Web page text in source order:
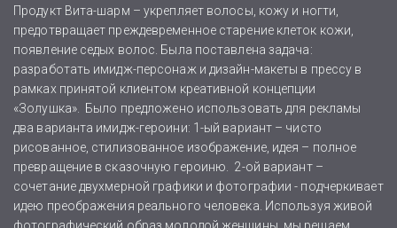
Продукт Вита-шарм – укрепляет волосы, кожу и ногти,
предотвращает преждевременное старение клеток кожи,
появление седых волос. Была поставлена задача:
разработать имидж-персонаж и дизайн-макеты в прессу в
рамках принятой клиентом креативной концепции
«Золушка». Было предложено использовать для рекламы
два варианта имидж-героини: 1-ый вариант – чисто
рисованное, стилизованное изображение, идея – полное
превращение в сказочную героиню. 2-ой вариант –
сочетание двухмерной графики и фотографии - подчеркивает
идею преображения реального человека. Используя живой